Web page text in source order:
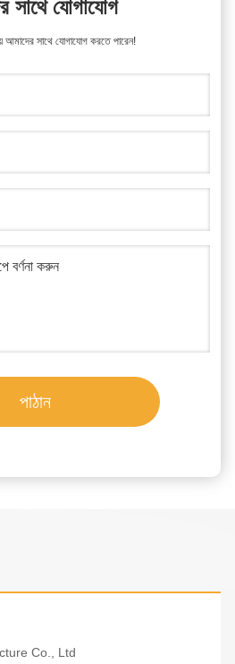
সাথে যোগাযোগ
সাথে যোগাযোগ করতে পারেন!
পাঠান
Co., Ltd